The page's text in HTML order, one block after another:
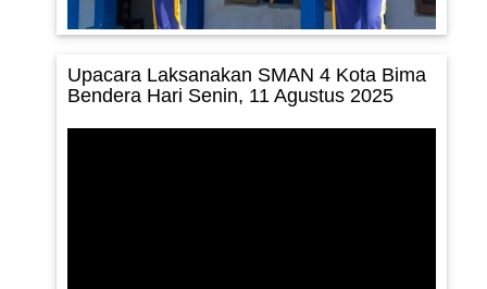
Upacara Laksanakan SMAN 4 Kota Bima
Bendera Hari Senin, 11 Agustus 2025